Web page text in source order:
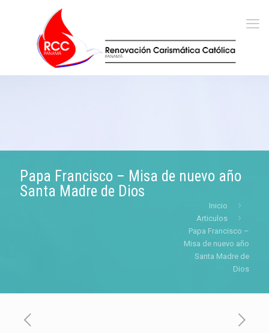
Papa Francisco – Misa de nuevo año
Santa Madre de Dios
Inicio
Articulos
Papa Francisco –
Misa de nuevo año
Santa Madre de
Dios